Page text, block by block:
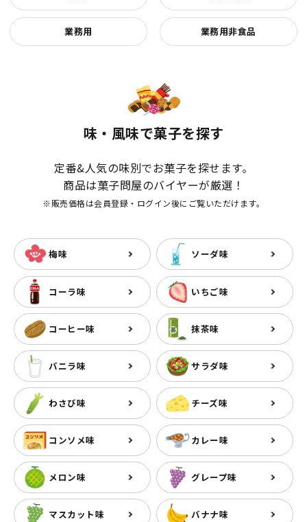
業務用 業務用非食品
味・風味で菓子を探す
定番&人気の味別でお菓子を探せます。
商品は菓子問屋のバイヤーが厳選！
※販売価格は会員登録・ログイン後にご覧いただけます。
梅味 ソーダ味
コーラ味 いちご味
コーヒー味 抹茶味
バニラ味 サラダ味
わさび味 チーズ味
コンソメ味 カレー味
メロン味 グレープ味
マスカット味 バナナ味